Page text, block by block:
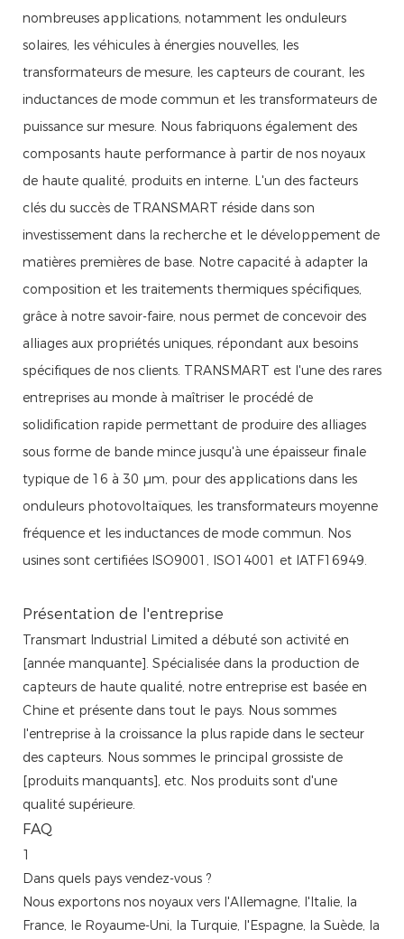
nombreuses applications, notamment les onduleurs
solaires, les véhicules à énergies nouvelles, les
transformateurs de mesure, les capteurs de courant, les
inductances de mode commun et les transformateurs de
puissance sur mesure. Nous fabriquons également des
composants haute performance à partir de nos noyaux
de haute qualité, produits en interne. L'un des facteurs
clés du succès de TRANSMART réside dans son
investissement dans la recherche et le développement de
matières premières de base. Notre capacité à adapter la
composition et les traitements thermiques spécifiques,
grâce à notre savoir-faire, nous permet de concevoir des
alliages aux propriétés uniques, répondant aux besoins
spécifiques de nos clients. TRANSMART est l'une des rares
entreprises au monde à maîtriser le procédé de
solidification rapide permettant de produire des alliages
sous forme de bande mince jusqu'à une épaisseur finale
typique de 16 à 30 µm, pour des applications dans les
onduleurs photovoltaïques, les transformateurs moyenne
fréquence et les inductances de mode commun. Nos
usines sont certifiées ISO9001, ISO14001 et IATF16949.
Présentation de l'entreprise
Transmart Industrial Limited a débuté son activité en
[année manquante]. Spécialisée dans la production de
capteurs de haute qualité, notre entreprise est basée en
Chine et présente dans tout le pays. Nous sommes
l'entreprise à la croissance la plus rapide dans le secteur
des capteurs. Nous sommes le principal grossiste de
[produits manquants], etc. Nos produits sont d'une
qualité supérieure.
FAQ
1
Dans quels pays vendez-vous ?
Nous exportons nos noyaux vers l'Allemagne, l'Italie, la
France, le Royaume-Uni, la Turquie, l'Espagne, la Suède, la